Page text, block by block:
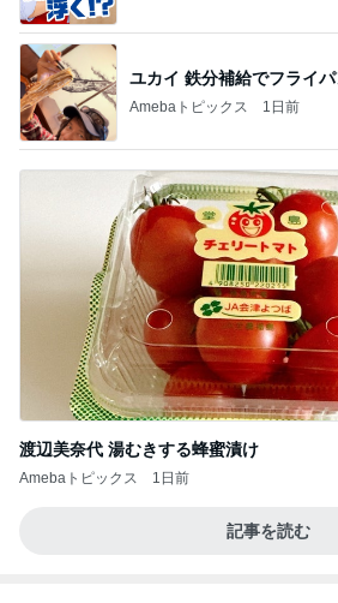
ユカイ 鉄分補給でフライ
Amebaトピックス 1日前
渡辺美奈代 湯むきする蜂蜜漬け
Amebaトピックス 1日前
記事を読む